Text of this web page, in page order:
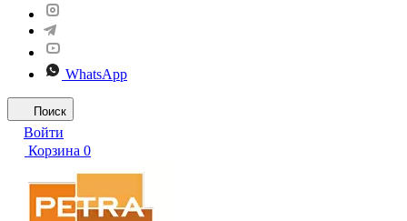
WhatsApp
Поиск
Войти
Корзина 0